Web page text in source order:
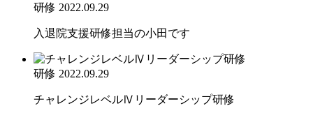
研修 2022.09.29
入退院支援研修担当の小田です
研修 2022.09.29
チャレンジレベルⅣリーダーシップ研修